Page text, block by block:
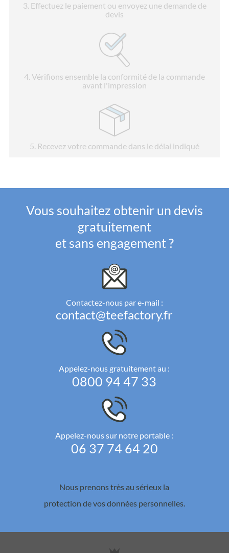
3. Effectuez le paiement ou envoyez une demande de
devis
4. Vérifions ensemble la conformité de la commande
avant l'impression
5. Recevez votre commande dans le délai indiqué
Vous souhaitez obtenir un devis
gratuitement
et sans engagement ?
Contactez-nous par e-mail :
contact@teefactory.fr
Appelez-nous gratuitement au :
0800 94 47 33
Appelez-nous sur notre portable :
06 37 74 64 20
Nous prenons très au sérieux la
protection de vos données personnelles.